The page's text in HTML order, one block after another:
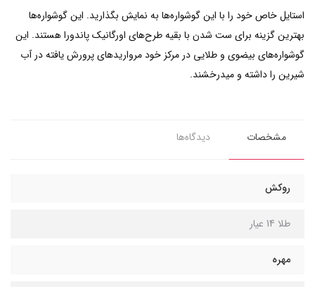
استایل خاص خود را با این گوشواره‌ها به نمایش بگذارید. این گوشواره‌ها
بهترین گزینه برای ست شدن با بقیه طرح‌های اورگانیک پاندورا هستند. این
گوشواره‌های بیضوی و طلایی در مرکز خود مرواریدهای پرورش یافته در آب
شیرین را داشته و میدرخشند.
مشخصات دیدگاه‌ها
روکش
طلا 14 عیار
مهره